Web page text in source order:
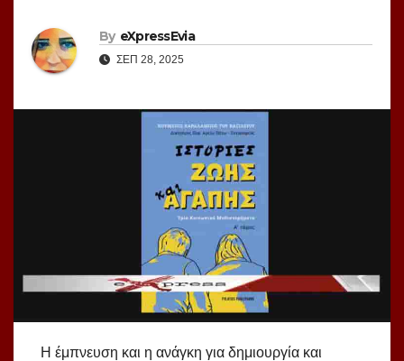
By eXpressEvia
ΣΕΠ 28, 2025
Η έμπνευση και η ανάγκη για δημιουργία και